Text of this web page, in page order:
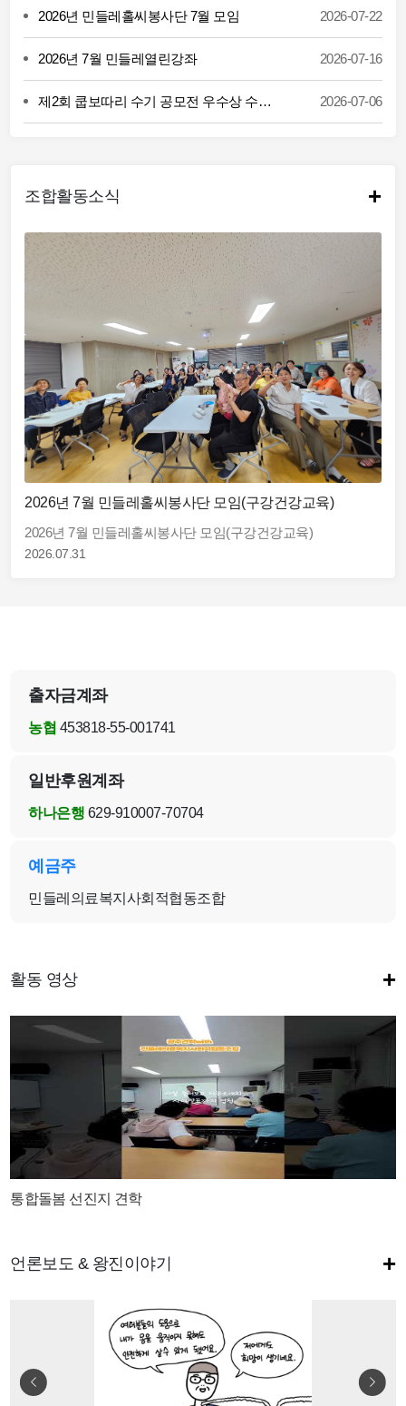
2026년 민들레홀씨봉사단 7월 모임 2026-07-22
2026년 7월 민들레열린강좌 2026-07-16
제2회 쿱보따리 수기 공모전 우수상 수상 (박언년 조합원)
2026-07-06
조합활동소식 +
2026년 7월 민들레홀씨봉사단 모임(구강건강교육)
2026년 7월 민들레홀씨봉사단 모임(구강건강교육)
2026.07.31
출자금계좌
농협 453818-55-001741
일반후원계좌
하나은행 629-910007-70704
예금주
민들레의료복지사회적협동조합
활동 영상 +
통합돌봄 선진지 견학
언론보도 & 왕진이야기 +